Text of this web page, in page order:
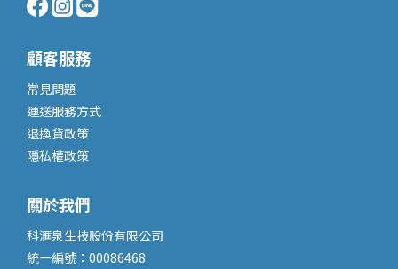
顧客服務
常見問題
運送服務方式
退換貨政策
隱私權政策
關於我們
科滙泉生技股份有限公司
統一編號：00086468